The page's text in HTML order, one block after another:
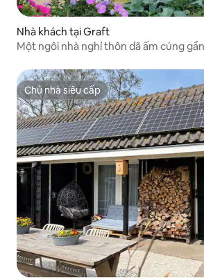
Nhà khách tại Graft
Một ngôi nhà nghỉ thôn dã ấm cúng
Chủ nhà siêu cấp
Chủ nhà siêu cấp